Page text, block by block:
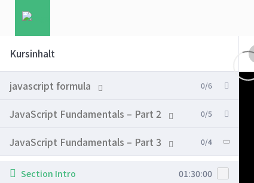
Kursinhalt
javascript formula 0/6
JavaScript Fundamentals – Part 2 0/5
JavaScript Fundamentals – Part 3 0/4
Section Intro 01:30:00